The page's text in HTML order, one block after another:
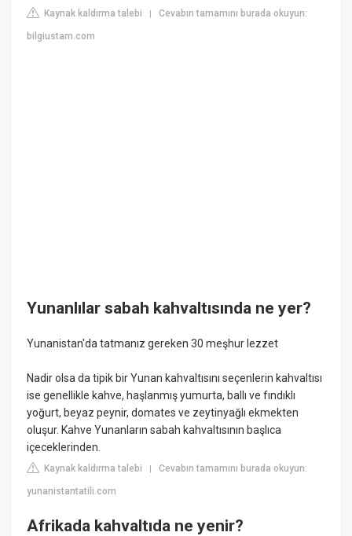
Kaynak kaldırma talebi |Cevabın tamamını burada okuyun:
bilgiustam.com
Yunanlılar sabah kahvaltısında ne yer?
Yunanistan'da tatmanız gereken 30 meşhur lezzet
Nadir olsa da tipik bir Yunan kahvaltısını seçenlerin kahvaltısı
ise genellikle kahve, haşlanmış yumurta, ballı ve fındıklı
yoğurt, beyaz peynir, domates ve zeytinyağlı ekmekten
oluşur. Kahve Yunanların sabah kahvaltısının başlıca
içeceklerinden.
Kaynak kaldırma talebi |Cevabın tamamını burada okuyun:
yunanistantatili.com
Afrikada kahvaltıda ne yenir?